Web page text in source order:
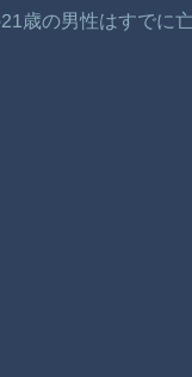
歳の男性はすでに